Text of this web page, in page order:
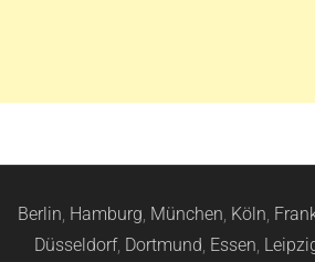
Berlin, Hamburg, München, Köln,
Düsseldorf, Dortmund, Essen,